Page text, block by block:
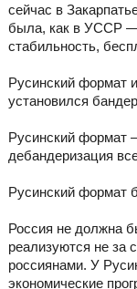
сейчас в
была, как в УССР —
стабильность,
Русинский формат
установился
Русинский формат
дебандеризация
Русинский формат
Россия не должна
реализуются не за
россиянами. У
экономические